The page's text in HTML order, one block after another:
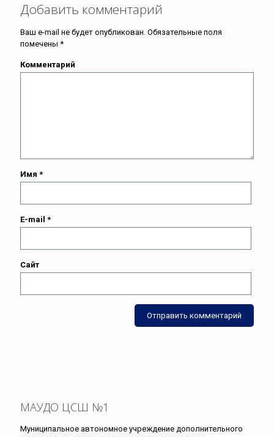
Добавить комментарий
Ваш e-mail не будет опубликован. Обязательные поля
помечены *
Комментарий
Имя *
E-mail *
Сайт
МАУДО ЦСШ №1
Муниципальное автономное учреждение дополнительного